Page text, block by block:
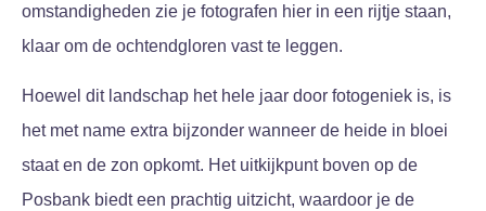
omstandigheden zie je fotografen hier in een rijtje staan,
klaar om de ochtendgloren vast te leggen.
Hoewel dit landschap het hele jaar door fotogeniek is, is
het met name extra bijzonder wanneer de heide in bloei
staat en de zon opkomt. Het uitkijkpunt boven op de
Posbank biedt een prachtig uitzicht, waardoor je de